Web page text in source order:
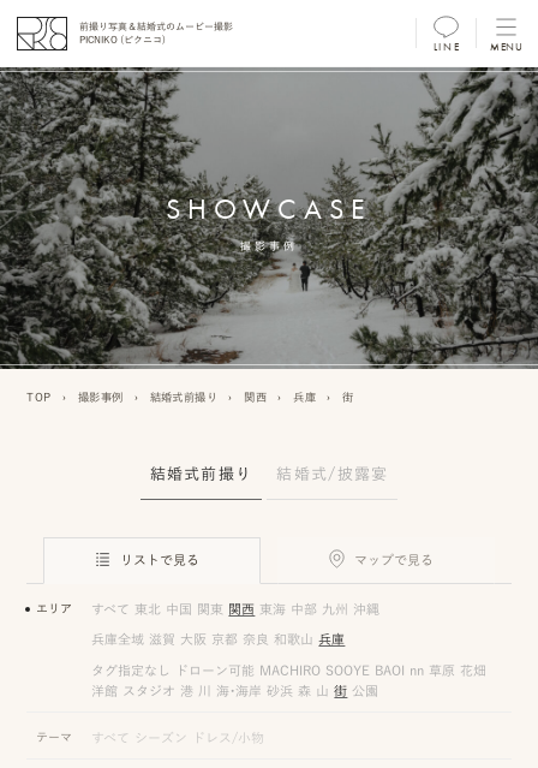
前撮り写真＆結婚式のムービー撮影
PICNIKO (ピクニコ)
LINE
MENU
MENU
前
撮
り
フ
ォ
ト/
MACIRO
BAOI
SHOWCASE
撮影事例
TOP › 撮影事例 › 結婚式前撮り › 関西 › 兵庫 › 街
結婚式前撮り 結婚式/披露宴
リストで見る マップで見る
エリア すべて 東北 中国 関東 関西 東海 中部 九州 沖縄
兵庫全域 滋賀 大阪 京都 奈良 和歌山 兵庫
タグ指定なし ドローン可能 MACHIRO SOOYE BAOI nn 草原 花畑
洋館
スタジオ 港 川 海・海岸 砂浜 森 山 街 公園
テーマ すべて シーズン ドレス/小物